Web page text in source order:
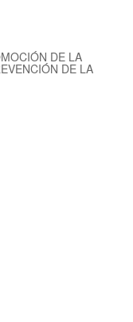
DE LA
DE LA